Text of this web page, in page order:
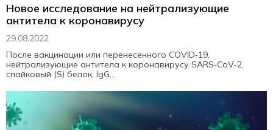
Новое исследование на нейтрализующие
антитела к коронавирусу
29.08.2022
После вакцинации или перенесенного COVID‑19,
нейтрализующие антитела к коронавирусу SARS‑CoV‑2,
спайковый (S) белок, IgG...